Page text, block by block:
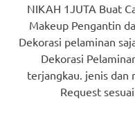
NIKAH 1JUTA Buat
Makeup Pengantin
Dekorasi pelaminan
Dekorasi
terjangkau. jenis dan
Request